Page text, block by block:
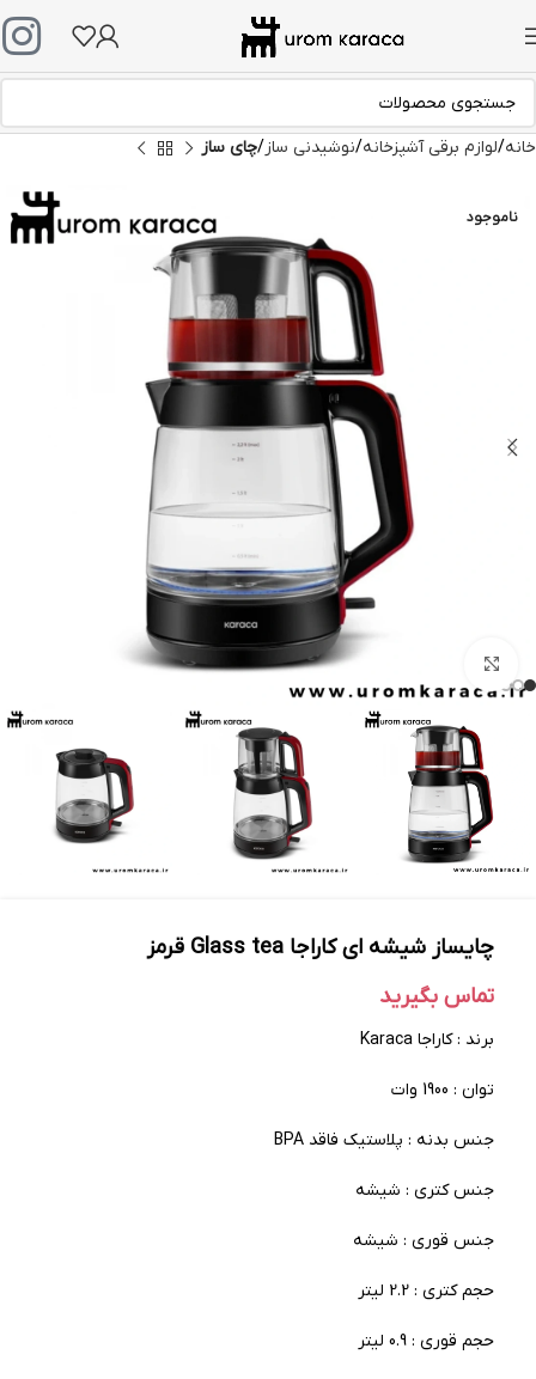
خانه لوازم برقی آشپزخانه نوشیدنی ساز چای ساز
ناموجود
چایساز شیشه‌ ای کاراجا Glass tea قرمز
تماس بگیرید
برند : کاراجا Karaca
توان : 1900 وات
جنس بدنه : پلاستیک فاقد BPA
جنس کتری : شیشه
جنس قوری : شیشه
حجم کتری : 2.2 لیتر
حجم قوری : 0.9 لیتر